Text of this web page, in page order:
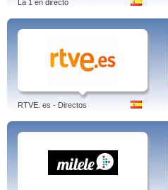
La 1 en directo
RTVE. es - Directos